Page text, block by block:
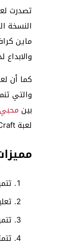
تصدرت
النسخة
ماين
كما أن
والتي
بين محبي
لعبة MineCraft.